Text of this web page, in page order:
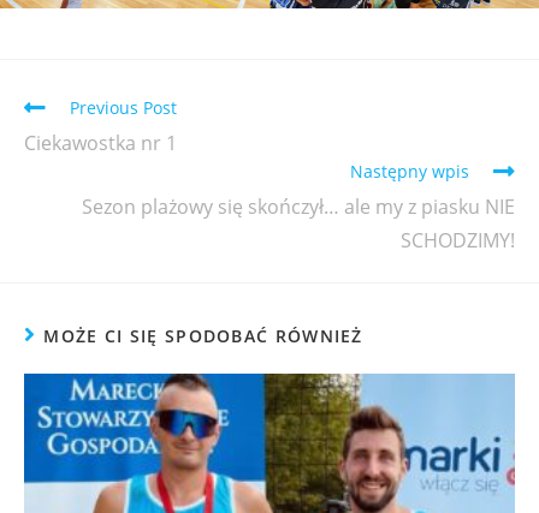
Previous Post
Ciekawostka nr 1
Następny wpis
Sezon plażowy się skończył… ale my z piasku NIE
SCHODZIMY!
MOŻE CI SIĘ SPODOBAĆ RÓWNIEŻ